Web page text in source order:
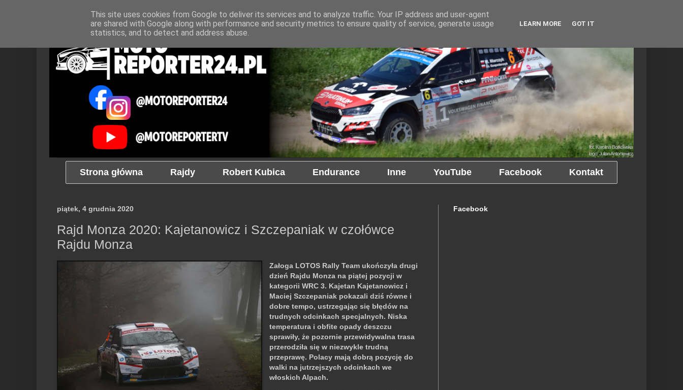
Strona główna Rajdy Robert Kubica Endurance Inne YouTube Facebook Kontakt
piątek, 4 grudnia 2020
Rajd Monza 2020: Kajetanowicz i Szczepaniak w czołówce
Rajdu Monza
Załoga LOTOS Rally Team ukończyła drugi
dzień Rajdu Monza na piątej pozycji w
kategorii WRC 3. Kajetan Kajetanowicz i
Maciej Szczepaniak pokazali dziś równe i
dobre tempo, ustrzegając się błędów na
trudnych odcinkach specjalnych. Niska
temperatura i obfite opady deszczu
sprawiły, że pozornie przewidywalna trasa
przerodziła się w niezwykle trudną
przeprawę. Polacy mają dobrą pozycję do
walki na jutrzejszych odcinkach we
włoskich Alpach.
Facebook
This site uses cookies from Google to deliver its services and to analyze traffic. Your IP address and user-agent
are shared with Google along with performance and security metrics to ensure quality of service, generate usage
statistics, and to detect and address abuse.
LEARN MORE GOT IT